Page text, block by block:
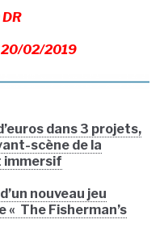
20/02/2019
dans 3 projets,
scène de la
immersif
nouveau jeu
« The Fisherman’s